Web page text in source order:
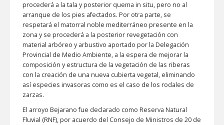
procederá a la tala y posterior quema in situ, pero no al
arranque de los pies afectados. Por otra parte, se
respetará el matorral noble mediterráneo presente en la
zona y se procederá a la posterior revegetación con
material arbóreo y arbustivo aportado por la Delegación
Provincial de Medio Ambiente, a la espera de mejorar la
composición y estructura de la vegetación de las riberas
con la creación de una nueva cubierta vegetal, eliminando
así especies invasoras como es el caso de los rodales de
zarzas.
El arroyo Bejarano fue declarado como Reserva Natural
Fluvial (RNF), por acuerdo del Consejo de Ministros de 20 de